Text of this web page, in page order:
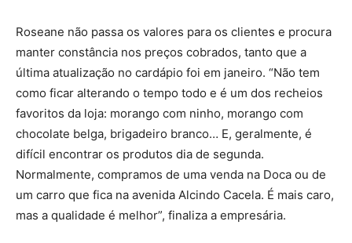
Roseane não passa os valores para os clientes e procura
manter constância nos preços cobrados, tanto que a
última atualização no cardápio foi em janeiro. “Não tem
como ficar alterando o tempo todo e é um dos recheios
favoritos da loja: morango com ninho, morango com
chocolate belga, brigadeiro branco… E, geralmente, é
difícil encontrar os produtos dia de segunda.
Normalmente, compramos de uma venda na Doca ou de
um carro que fica na avenida Alcindo Cacela. É mais caro,
mas a qualidade é melhor”, finaliza a empresária.